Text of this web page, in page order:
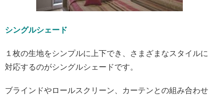
シングルシェード
１枚の生地をシンプルに上下でき、さまざまなスタイルに
対応するのがシングルシェードです。
ブラインドやロールスクリーン、カーテンとの組み合わせ